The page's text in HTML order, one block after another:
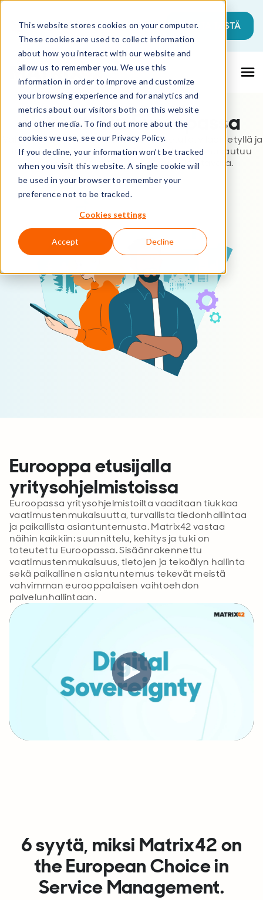
This website stores cookies on your computer.
These cookies are used to collect information
about how you interact with our website and
allow us to remember you. We use this
information in order to improve and customize
your browsing experience and for analytics and
metrics about our visitors both on this website
and other media. To find out more about the
cookies we use, see our Privacy Policy.
If you decline, your information won’t be tracked
when you visit this website. A single cookie will
be used in your browser to remember your
preference not to be tracked.
Cookies settings
Accept Decline
Tämä on hakukenttä, johon on liitetty
Ehdotuksia ei ole, koska hakukenttä on
ALOITA TÄSTÄ
Valmistettu Euroopassa
Vähennä riskejä Euroopassa rakennetulla, ylläpidetyllä ja
tuetulla palvelunhallintaohjelmistolla, joka mukautuu
tarpeisiisi ja toimitetaan haluamallasi tavalla.
Eurooppa etusijalla
yritysohjelmistoissa
Euroopassa yritysohjelmistoilta vaaditaan tiukkaa
vaatimustenmukaisuutta, turvallista tiedonhallintaa
ja paikallista asiantuntemusta. Matrix42 vastaa
näihin kaikkiin: suunnittelu, kehitys ja tuki on
toteutettu Euroopassa. Sisäänrakennettu
vaatimustenmukaisuus, tietojen ja tekoälyn hallinta
sekä paikallinen asiantuntemus tekevät meistä
vahvimman eurooppalaisen vaihtoehdon
palvelunhallintaan.
6 syytä, miksi Matrix42 on
the European Choice in
Service Management.